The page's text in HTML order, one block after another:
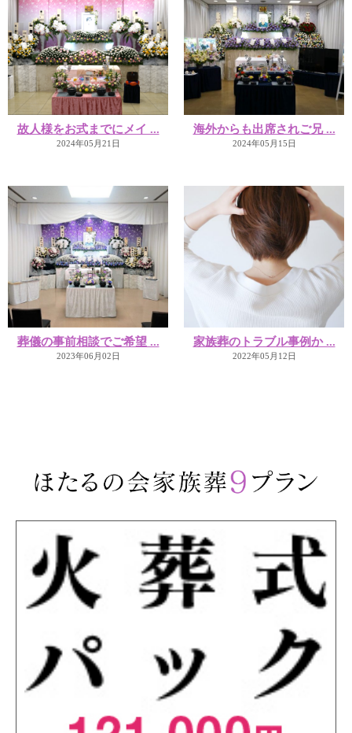
故人様をお式までにメイ ...
2024年05月21日
海外からも出席されご兄 ...
2024年05月15日
葬儀の事前相談でご希望 ...
2023年06月02日
家族葬のトラブル事例か ...
2022年05月12日